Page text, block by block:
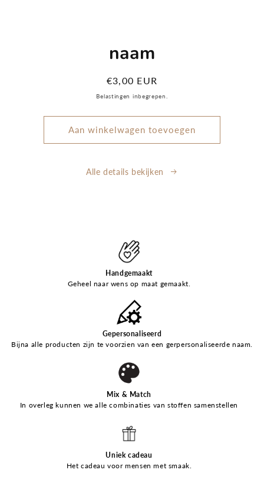
naam
Normale
prijs
€3,00 EUR
Belastingen inbegrepen.
Aan winkelwagen toevoegen
Alle details bekijken
Handgemaakt
Geheel naar wens op maat gemaakt.
Gepersonaliseerd
Bijna alle producten zijn te voorzien van een gerpersonaliseerde naam.
Mix & Match
In overleg kunnen we alle combinaties van stoffen samenstellen
Uniek cadeau
Het cadeau voor mensen met smaak.